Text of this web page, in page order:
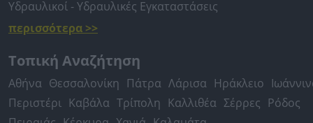
Υδραυλικοί - Υδραυλικές Εγκαταστάσεις
περισσότερα >>
Τοπική Αναζήτηση
Αθήνα Θεσσαλονίκη Πάτρα Λάρισα Ηράκλειο
Περιστέρι Καβάλα Τρίπολη Καλλιθέα Σέρρες Ρόδος